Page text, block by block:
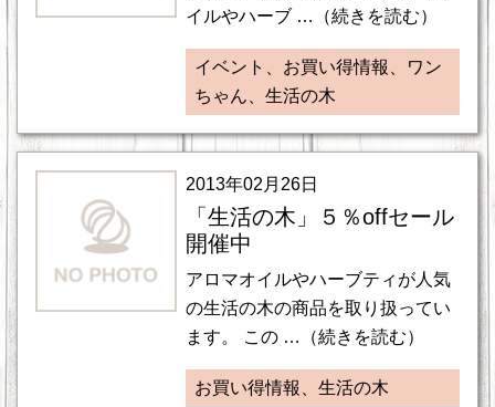
イルやハーブ …（続きを読む）
イベント、お買い得情報、ワン
ちゃん、生活の木
2013年02月26日
「生活の木」５％offセール
開催中
アロマオイルやハーブティが人気
の生活の木の商品を取り扱ってい
ます。 この …（続きを読む）
お買い得情報、生活の木